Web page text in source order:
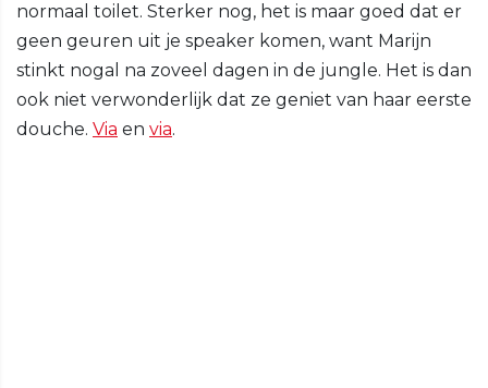
normaal toilet. Sterker nog, het is maar goed dat er
geen geuren uit je speaker komen, want Marijn
stinkt nogal na zoveel dagen in de jungle. Het is dan
ook niet verwonderlijk dat ze geniet van haar eerste
douche. Via en via.